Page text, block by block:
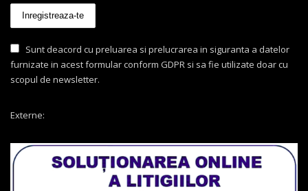
Sunt deacord cu preluarea si prelucrarea in siguranta a datelor
furnizate in acest formular conform GDPR si sa fie utilizate doar cu
scopul de newsletter.
Externe: